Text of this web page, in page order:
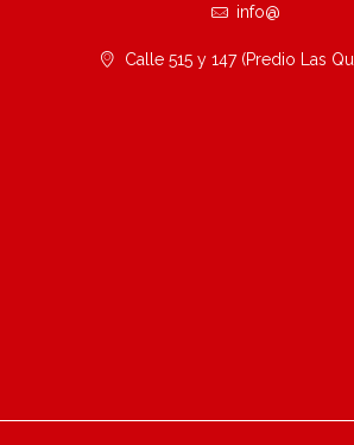
info@
Calle 515 y 147 (Predio Las